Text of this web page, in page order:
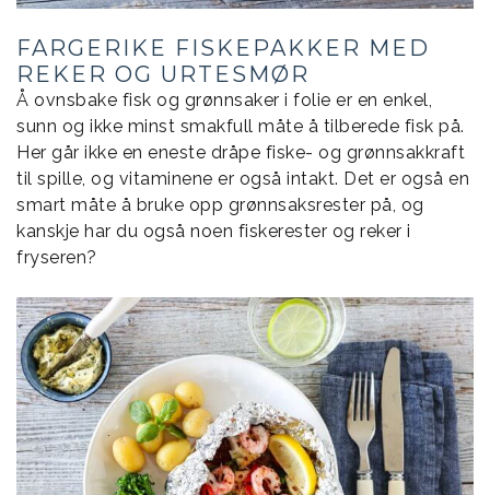
FARGERIKE FISKEPAKKER MED
REKER OG URTESMØR
Å ovnsbake fisk og grønnsaker i folie er en enkel,
sunn og ikke minst smakfull måte å tilberede fisk på.
Her går ikke en eneste dråpe fiske- og grønnsakkraft
til spille, og vitaminene er også intakt. Det er også en
smart måte å bruke opp grønnsaksrester på, og
kanskje har du også noen fiskerester og reker i
fryseren?